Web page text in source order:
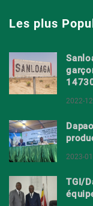
Les plus
2022-
2023-
TGI/